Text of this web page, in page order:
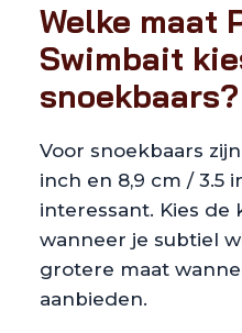
Welke maat
Swimbait
snoekbaars?
Voor snoekbaars
inch en 8,9 cm / 3.5
interessant. Kies de
wanneer je subtiel
grotere maat
aanbieden.